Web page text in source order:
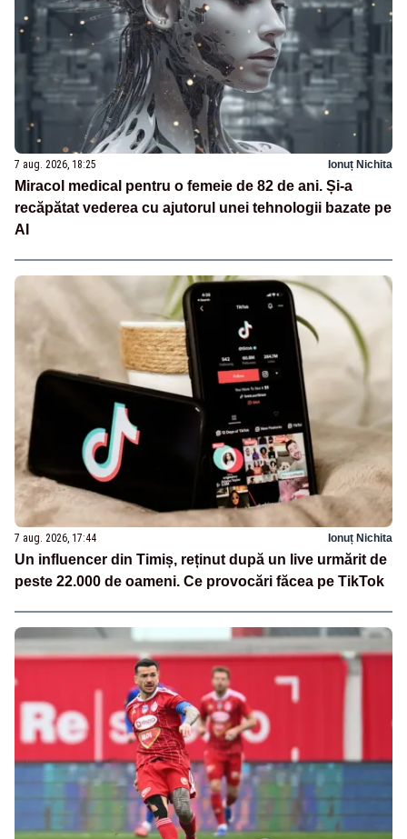
7 aug. 2026, 18:25 Ionuț Nichita
Miracol medical pentru o femeie de 82 de ani. Și-a
recăpătat vederea cu ajutorul unei tehnologii bazate pe
AI
7 aug. 2026, 17:44 Ionuț Nichita
Un influencer din Timiș, reținut după un live urmărit de
peste 22.000 de oameni. Ce provocări făcea pe TikTok